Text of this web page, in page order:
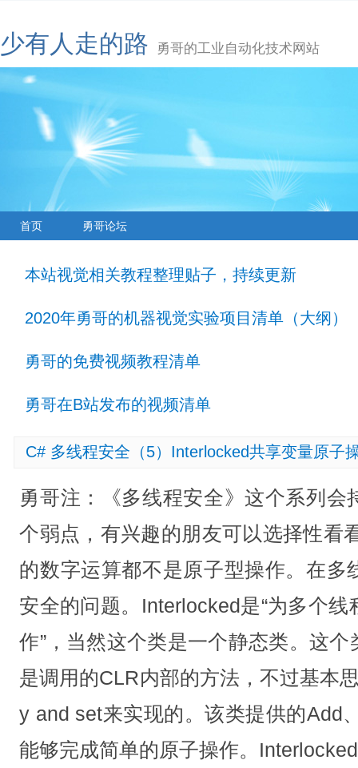
少有人走的路 勇哥的工业自动化技术网站
首页 勇哥论坛
本站视觉相关教程整理贴子，持续更新
2020年勇哥的机器视觉实验项目清单（大纲）
勇哥的免费视频教程清单
勇哥在B站发布的视频清单
C# 多线程安全（5）Interlocked共享变量原子
勇哥注：《多线程安全》这个系列会
个弱点，有兴趣的朋友可以选择性看
的数字运算都不是原子型操作。在多
安全的问题。Interlocked是“为多个
作”，当然这个类是一个静态类。这
是调用的CLR内部的方法，不过基本
y and set来实现的。该类提供的Add
能够完成简单的原子操作。